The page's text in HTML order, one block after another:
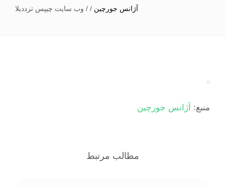
آژانس جورچین/
/وب سایت چیپس ترددیلا
منبع:آژانس جورچین
مطالب مرتبط